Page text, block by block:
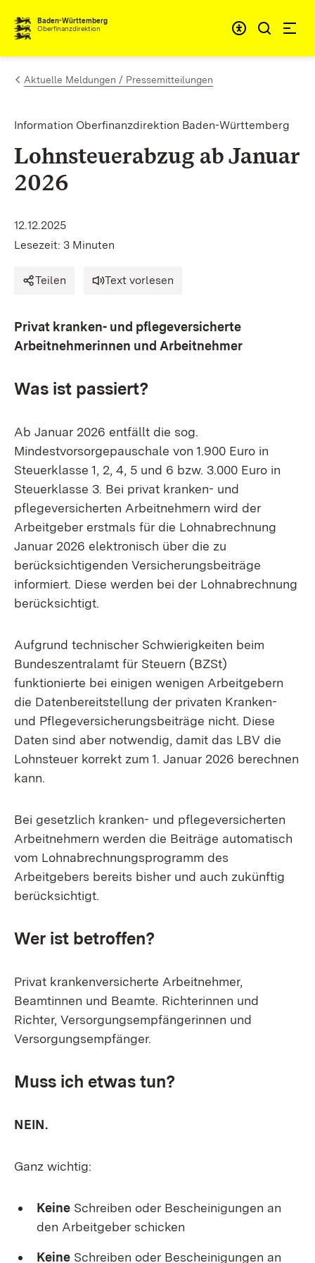
Zum Inhalt springen
Baden-Württemberg
Oberfinanzdirektion
Aktuelle Meldungen / Pressemitteilungen
Information Oberfinanzdirektion Baden-Württemberg
Lohnsteuerabzug ab Januar
2026
12.12.2025
Lesezeit: 3 Minuten
Teilen Text vorlesen
Privat kranken- und pflegeversicherte
Arbeitnehmerinnen und Arbeitnehmer
Was ist passiert?
Ab Januar 2026 entfällt die sog.
Mindestvorsorgepauschale von 1.900 Euro in
Steuerklasse 1, 2, 4, 5 und 6 bzw. 3.000 Euro in
Steuerklasse 3. Bei privat kranken- und
pflegeversicherten Arbeitnehmern wird der
Arbeitgeber erstmals für die Lohnabrechnung
Januar 2026 elektronisch über die zu
berücksichtigenden Versicherungsbeiträge
informiert. Diese werden bei der Lohnabrechnung
berücksichtigt.
Aufgrund technischer Schwierigkeiten beim
Bundeszentralamt für Steuern (BZSt)
funktionierte bei einigen wenigen Arbeitgebern
die Datenbereitstellung der privaten Kranken-
und Pflegeversicherungsbeiträge nicht. Diese
Daten sind aber notwendig, damit das LBV die
Lohnsteuer korrekt zum 1. Januar 2026 berechnen
kann.
Bei gesetzlich kranken- und pflegeversicherten
Arbeitnehmern werden die Beiträge automatisch
vom Lohnabrechnungsprogramm des
Arbeitgebers bereits bisher und auch zukünftig
berücksichtigt.
Wer ist betroffen?
Privat krankenversicherte Arbeitnehmer,
Beamtinnen und Beamte. Richterinnen und
Richter, Versorgungsempfängerinnen und
Versorgungsempfänger.
Muss ich etwas tun?
NEIN.
Ganz wichtig:
Keine Schreiben oder Bescheinigungen an
den Arbeitgeber schicken
Keine Schreiben oder Bescheinigungen an